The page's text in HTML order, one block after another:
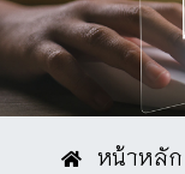
หน้าหลัก